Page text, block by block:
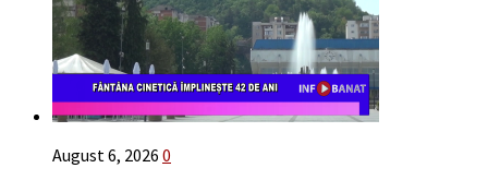
August 6, 2026 0